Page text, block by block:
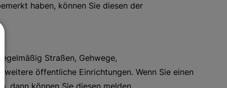
haben, können Sie diesen der
Straßen, Gehwege,
öffentliche Einrichtungen. Wenn Sie einen